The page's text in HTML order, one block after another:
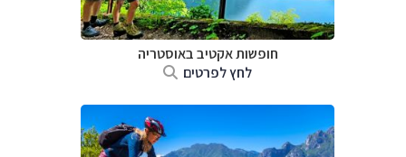
חופשות אקטיב באוסטריה
לחץ לפרטים